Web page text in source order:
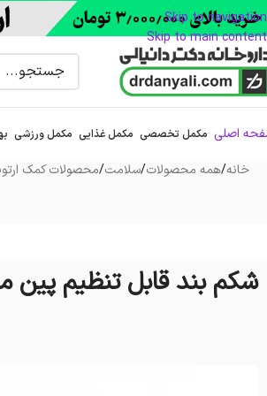
Skip to navigation
Skip to main content
اصلی مکمل تخصصی مکمل غذایی مکمل ورزشی
خانه/همه محصولات/سلامت/محصولات کمک
شکم بند قابل تنظيم پین مد